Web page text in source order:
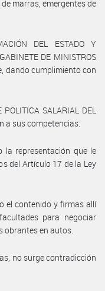
marras, emergentes de
DEL ESTADO Y
DE MINISTROS
dando cumplimiento con
SALARIAL DEL
a sus competencias.
la representación que le
del Artículo 17 de la Ley
el contenido y firmas allí
para negociar
obrantes en autos.
no surge contradicción